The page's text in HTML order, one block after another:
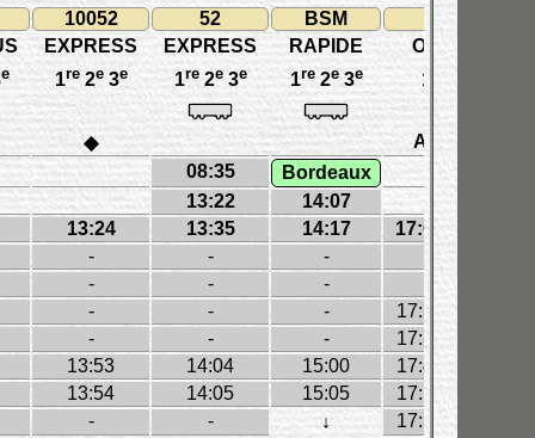
10052 52 BSM
1624
EXPRESS EXPRESS RAPIDE
OMNIBUS
e 1re2e3e 1re2e3e 1re2e3e 1 re
◆ A
08:35
Bordeaux
13:22
14:07
13:24 13:35 14:17 17:05
- -
-
- -
-
- - - 17:29
- - - 17:38
13:53 14:04 15:00 17:47
13:54 14:05 15:05 17:52
- - ↓ 17:58